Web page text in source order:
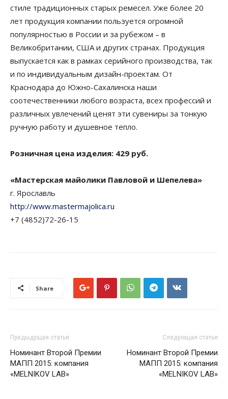
стиле традиционных старых ремесел. Уже более 20
лет продукция компании пользуется огромной
популярностью в России и за рубежом – в
Великобритании, США и других странах. Продукция
выпускается как в рамках серийного производства, так
и по индивидуальным дизайн-проектам. От
Краснодара до Южно-Сахалинска наши
соотечественники любого возраста, всех профессий и
различных увлечений ценят эти сувениры за тонкую
ручную работу и душевное тепло.
Розничная цена изделия: 429 руб.
«Мастерская майолики Павловой и Шепелева»
г. Ярославль
http://www.mastermajolica.ru
+7 (4852)72-26-15
Share
Предыдущая статья
Номинант Второй Премии
МАПП 2015: компания
«MELNIKOV LAB»
Следующая статья
Номинант Второй Премии
МАПП 2015: компания
«MELNIKOV LAB»